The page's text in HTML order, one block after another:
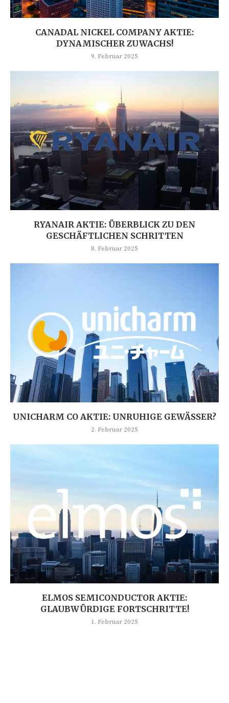
CANADAL NICKEL COMPANY AKTIE:
DYNAMISCHER ZUWACHS!
9. Februar 2025
RYANAIR AKTIE: ÜBERBLICK ZU DEN
GESCHÄFTLICHEN SCHRITTEN
8. Februar 2025
UNICHARM CO AKTIE: UNRUHIGE GEWÄSSER?
2. Februar 2025
ELMOS SEMICONDUCTOR AKTIE:
GLAUBWÜRDIGE FORTSCHRITTE!
1. Februar 2025